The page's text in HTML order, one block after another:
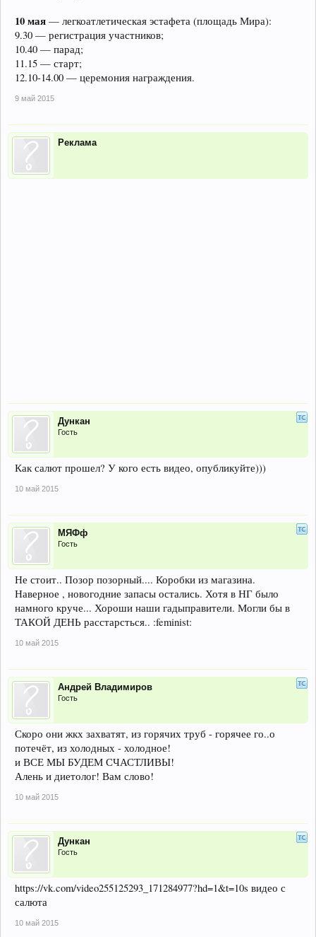
10 мая — легкоатлетическая эстафета (площадь Мира):
9.30 — регистрация участников;
10.40 — парад;
11.15 — старт;
12.10-14.00 — церемония награждения.
9 май 2015
Реклама
Дункан
Гость
Как салют прошел? У кого есть видео, опубликуйте)))
10 май 2015
МЯФф
Гость
Не стоит.. Позор позорный.... Коробки из магазина.
Наверное , новогодние запасы остались. Хотя в НГ было
намного круче... Хороши наши гадыправители. Могли бы в
ТАКОЙ ДЕНЬ расстарсться.. :feminist:
10 май 2015
Андрей Владимиров
Гость
Скоро они жкх захватят, из горячих труб - горячее го..о
потечёт, из холодных - холодное!
и ВСЕ МЫ БУДЕМ СЧАСТЛИВЫ!
Алень и диетолог! Вам слово!
10 май 2015
Дункан
Гость
https://vk.com/video255125293_171284977?hd=1&t=10s видео с
салюта
10 май 2015